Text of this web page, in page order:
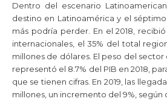
Dentro del escenario
destino en Latinoamérica y el
más podría perder. En el 2018,
internacionales, el 35% del total
millones de dólares. El peso del sector
representó el 8.7% del PIB en 2018,
que se tienen cifras. En 2019, las
millones, un incremento del 9%, según